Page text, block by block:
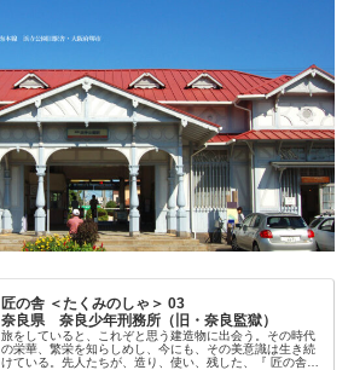
匠の舎 ＜たくみのしゃ＞ 03
奈良県 奈良少年刑務所（旧・奈良監獄）
旅をしていると、これぞと思う建造物に出会う。その時代
の栄華、繁栄を知らしめし、今にも、その美意識は生き続
けている。先人たちが、造り、使い、残した、『 匠の舎